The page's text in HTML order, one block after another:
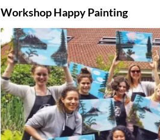
Workshop Happy Painting